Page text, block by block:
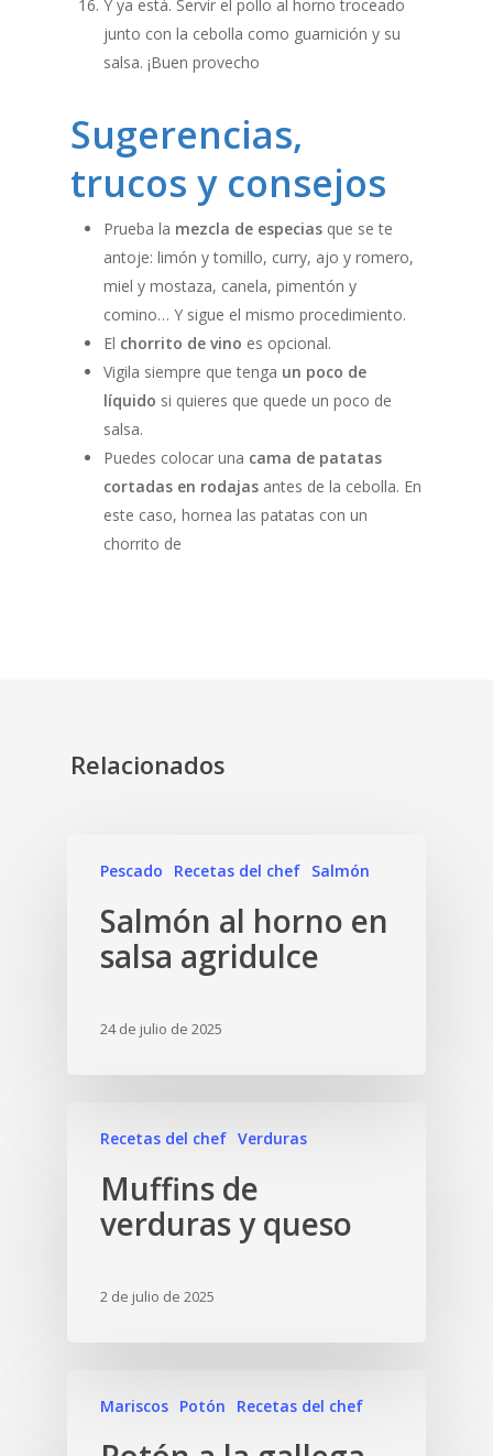
Y ya está. Servir el pollo al horno troceado
junto con la cebolla como guarnición y su
salsa. ¡Buen provecho
Sugerencias,
trucos y consejos
Prueba la mezcla de especias que se te
antoje: limón y tomillo, curry, ajo y romero,
miel y mostaza, canela, pimentón y
comino… Y sigue el mismo procedimiento.
El chorrito de vino es opcional.
Vigila siempre que tenga un poco de
líquido si quieres que quede un poco de
salsa.
Puedes colocar una cama de patatas
cortadas en rodajas antes de la cebolla. En
este caso, hornea las patatas con un
chorrito de
Relacionados
Pescado Recetas del chef Salmón
Salmón al horno en
salsa agridulce
24 de julio de 2025
Recetas del chef Verduras
Muffins de
verduras y queso
2 de julio de 2025
Mariscos Potón Recetas del chef